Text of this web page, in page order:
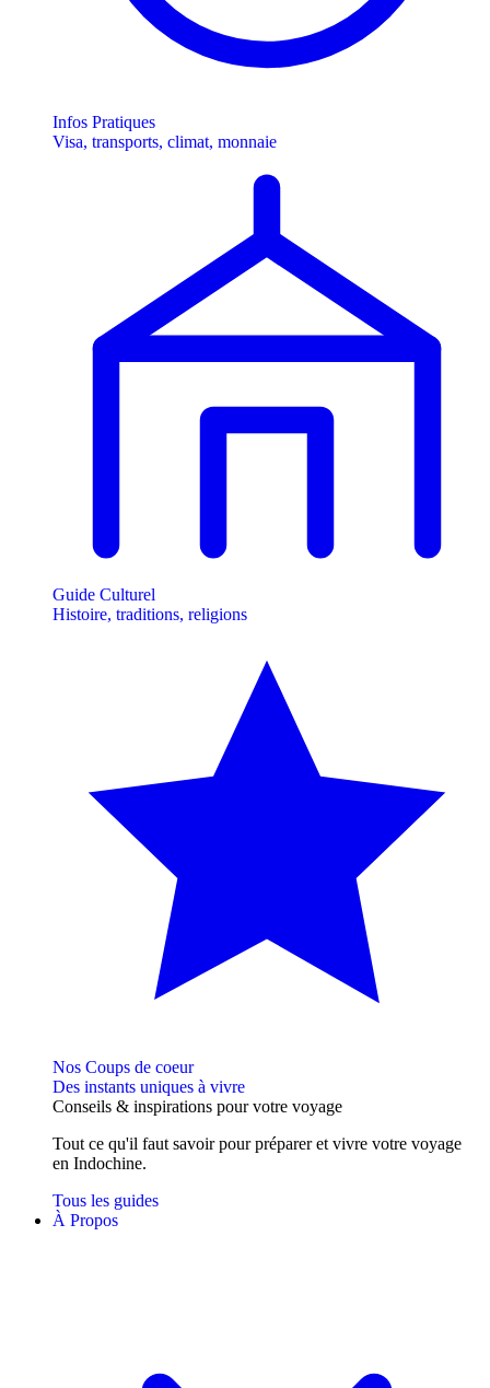
Infos Pratiques
Visa, transports, climat, monnaie
Guide Culturel
Histoire, traditions, religions
Nos Coups de coeur
Des instants uniques à vivre
Conseils & inspirations pour votre voyage
Tout ce qu'il faut savoir pour préparer et vivre votre voyage
en Indochine.
Tous les guides
À Propos